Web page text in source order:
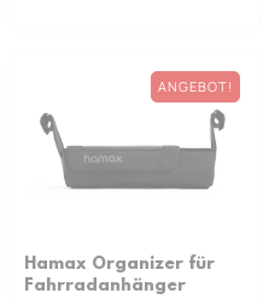
ANGEBOT!
Hamax Organizer für
Fahrradanhänger